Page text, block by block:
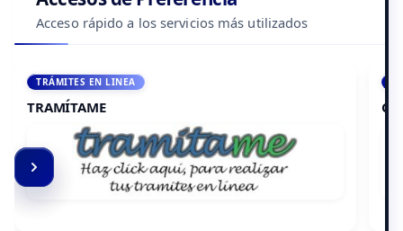
Acceso rápido a los servicios más utilizados
ACCEDE A AULA VIRTUAL
CAMPUS VIRTUAL